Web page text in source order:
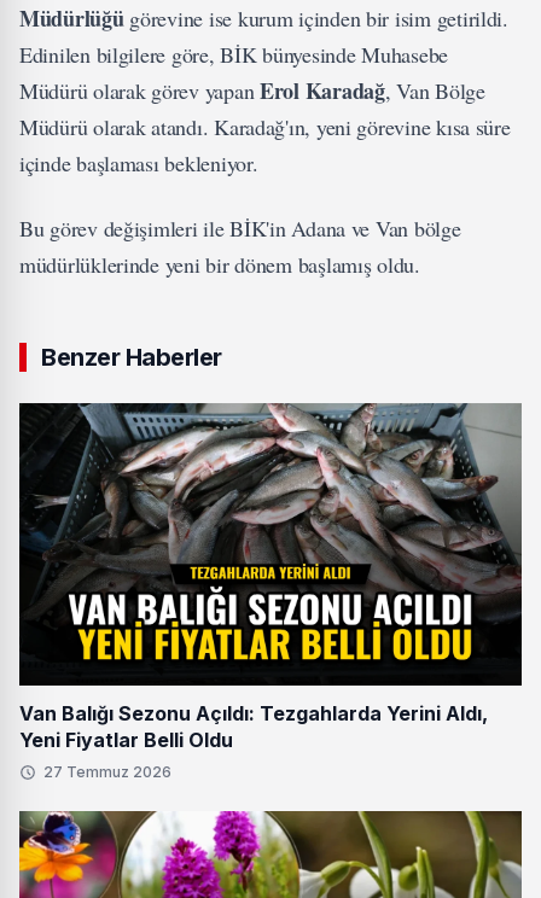
Müdürlüğü görevine ise kurum içinden bir isim getirildi.
Edinilen bilgilere göre, BİK bünyesinde Muhasebe
Müdürü olarak görev yapan Erol Karadağ, Van Bölge
Müdürü olarak atandı. Karadağ'ın, yeni görevine kısa süre
içinde başlaması bekleniyor.
Bu görev değişimleri ile BİK'in Adana ve Van bölge
müdürlüklerinde yeni bir dönem başlamış oldu.
Benzer Haberler
Van Balığı Sezonu Açıldı: Tezgahlarda Yerini Aldı,
Yeni Fiyatlar Belli Oldu
27 Temmuz 2026